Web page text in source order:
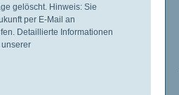
gelöscht. Hinweis: Sie
per E-Mail an
Detaillierte Informationen